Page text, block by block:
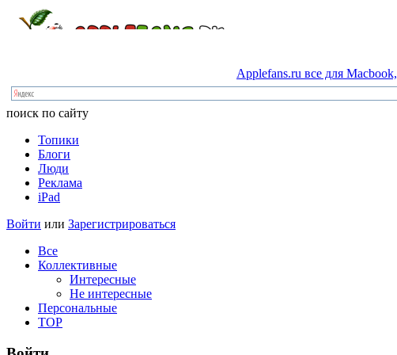
Applefans.ru все для Macbook,
поиск по сайту
Топики
Блоги
Люди
Реклама
iPad
Войти или Зарегистрироваться
Все
Коллективные
Интересные
Не интересные
Персональные
TOP